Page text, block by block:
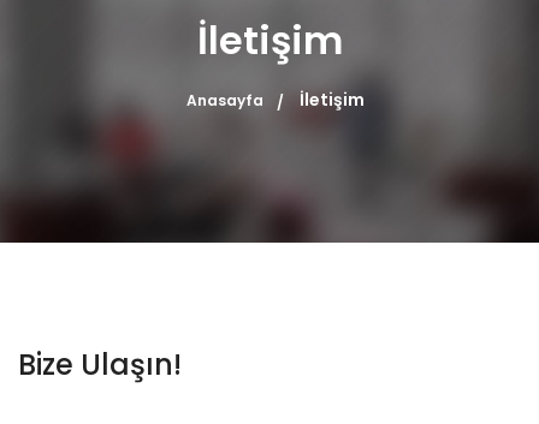
İletişim
Anasayfa İletişim
Bize Ulaşın!